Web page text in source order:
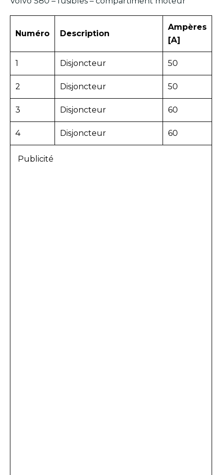
Numéro Description
Ampères
[A]
1 Disjoncteur 50
2 Disjoncteur 50
3 Disjoncteur 60
4 Disjoncteur 60
Publicité